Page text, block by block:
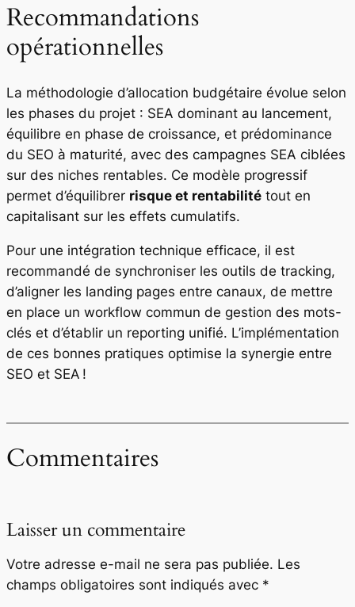
Recommandations
opérationnelles
La méthodologie d’allocation budgétaire évolue selon
les phases du projet : SEA dominant au lancement,
équilibre en phase de croissance, et prédominance
du SEO à maturité, avec des campagnes SEA ciblées
sur des niches rentables. Ce modèle progressif
permet d’équilibrer risque et rentabilité tout en
capitalisant sur les effets cumulatifs.
Pour une intégration technique efficace, il est
recommandé de synchroniser les outils de tracking,
d’aligner les landing pages entre canaux, de mettre
en place un workflow commun de gestion des mots-
clés et d’établir un reporting unifié. L’implémentation
de ces bonnes pratiques optimise la synergie entre
SEO et SEA !
Commentaires
Laisser un commentaire
Votre adresse e-mail ne sera pas publiée. Les
champs obligatoires sont indiqués avec *